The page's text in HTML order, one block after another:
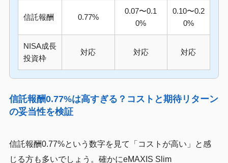
信託報酬 0.77%
0.07〜0.1
0%
0.10〜0.2
0%
NISA成長
投資枠
対応 対応 対応
信託報酬0.77%は高すぎる？コストと期待リターン
の妥当性を検証
信託報酬0.77%という数字を見て「コストが高い」と感
じる方も多いでしょう。確かにeMAXIS Slim